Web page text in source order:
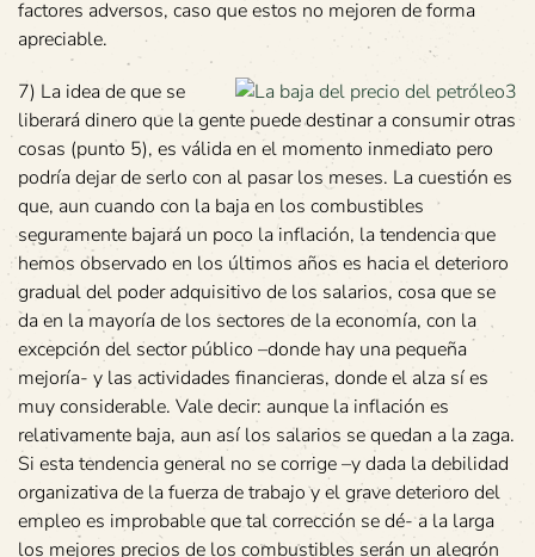
factores adversos, caso que estos no mejoren de forma
apreciable.
7) La idea de que se
liberará dinero que la gente puede destinar a consumir otras
cosas (punto 5), es válida en el momento inmediato pero
podría dejar de serlo con al pasar los meses. La cuestión es
que, aun cuando con la baja en los combustibles
seguramente bajará un poco la inflación, la tendencia que
hemos observado en los últimos años es hacia el deterioro
gradual del poder adquisitivo de los salarios, cosa que se
da en la mayoría de los sectores de la economía, con la
excepción del sector público –donde hay una pequeña
mejoría- y las actividades financieras, donde el alza sí es
muy considerable. Vale decir: aunque la inflación es
relativamente baja, aun así los salarios se quedan a la zaga.
Si esta tendencia general no se corrige –y dada la debilidad
organizativa de la fuerza de trabajo y el grave deterioro del
empleo es improbable que tal corrección se dé- a la larga
los mejores precios de los combustibles serán un alegrón